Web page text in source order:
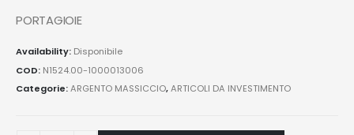
PORTAGIOIE
Availability: Disponibile
COD: N1524.00-1000013006
Categorie:ARGENTO MASSICCIO,ARTICOLI DA INVESTIMENTO